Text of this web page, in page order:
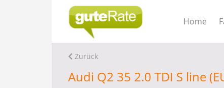
Home
Zurück
Audi Q2 35 2.0 TDI S line